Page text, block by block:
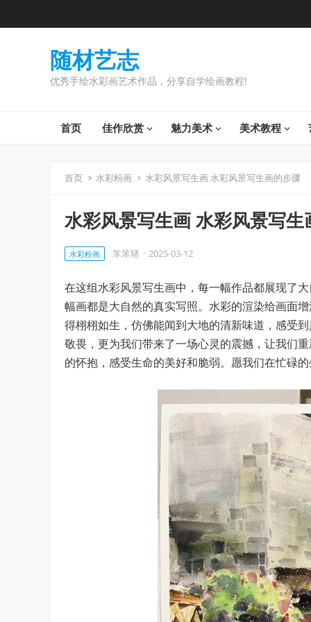
随材艺志
优秀手绘水彩画艺术作品，分享自学绘画教程!
首页 佳作欣赏 魅力美术 美术教程
首页 水彩粉画 水彩风景写生画 水彩风景写生画的步骤
水彩风景写生画 水彩风景写生
水彩粉画 笨笨猪 · 2025-03-12
在这组水彩风景写生画中，每一幅作品都展现了
幅画都是大自然的真实写照。水彩的渲染给画面
得栩栩如生，仿佛能闻到大地的清新味道，感受
敬畏，更为我们带来了一场心灵的震撼，让我们
的怀抱，感受生命的美好和脆弱。愿我们在忙碌